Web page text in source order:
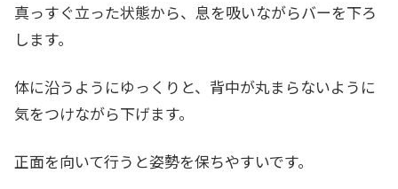
真っすぐ立った状態から、息を吸いながらバーを下ろ
します。
体に沿うようにゆっくりと、背中が丸まらないように
気をつけながら下げます。
正面を向いて行うと姿勢を保ちやすいです。